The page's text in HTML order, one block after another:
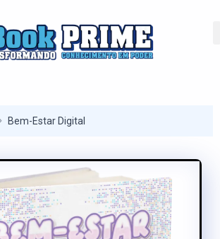
Bem-Estar Digital